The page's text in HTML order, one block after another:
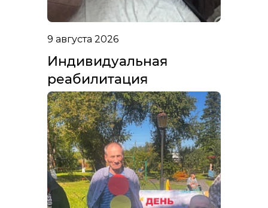
9 августа 2026
Индивидуальная
реабилитация